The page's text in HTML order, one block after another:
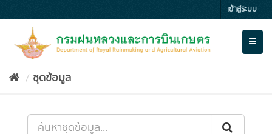
to
เข้าสู่ระบบ
ชุดข้อมูล